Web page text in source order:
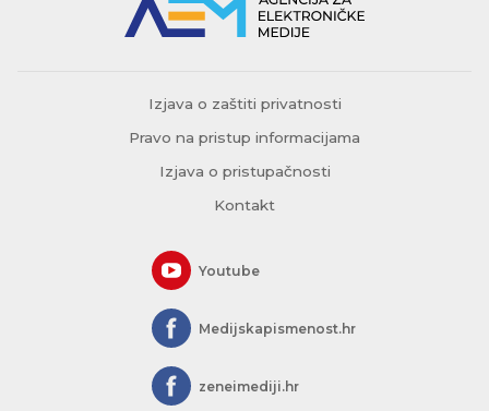
Izjava o zaštiti privatnosti
Pravo na pristup informacijama
Izjava o pristupačnosti
Kontakt
Youtube
Medijskapismenost.hr
zeneimediji.hr